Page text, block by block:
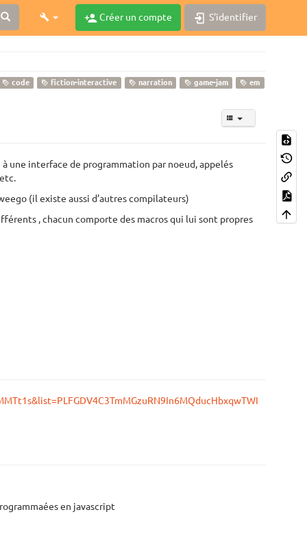
Créer un compte S'identifier
code fiction-interactive narration game-jam em
une interface de programmation par noeud, appelés
(il existe aussi d’autres compilateurs)
, chacun comporte des macros qui lui sont propres
en javascript